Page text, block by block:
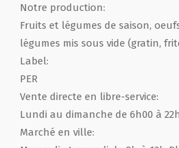
Notre production:
Fruits et légumes de saison,
légumes mis sous vide (gratin,
Label:
PER
Vente directe en libre-service:
Lundi au dimanche de 6h00 à
Marché en ville: